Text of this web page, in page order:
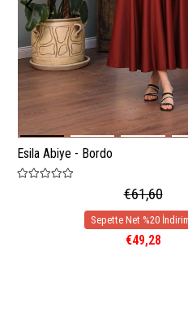
Esila Abiye - Bordo
€61,60
€49,28